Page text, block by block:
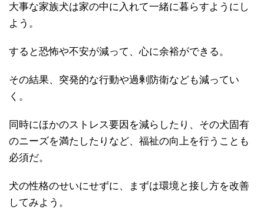
大事な家族犬は家の中に入れて一緒に暮らすようにし
よう。
すると恐怖や不安が減って、心に余裕ができる。
その結果、突発的な行動や過剰防衛なども減ってい
く。
同時にほかのストレス要因を減らしたり、その犬固有
のニーズを満たしたりなど、福祉の向上を行うことも
必須だ。
犬の性格のせいにせずに、まずは環境と接し方を改善
してみよう。